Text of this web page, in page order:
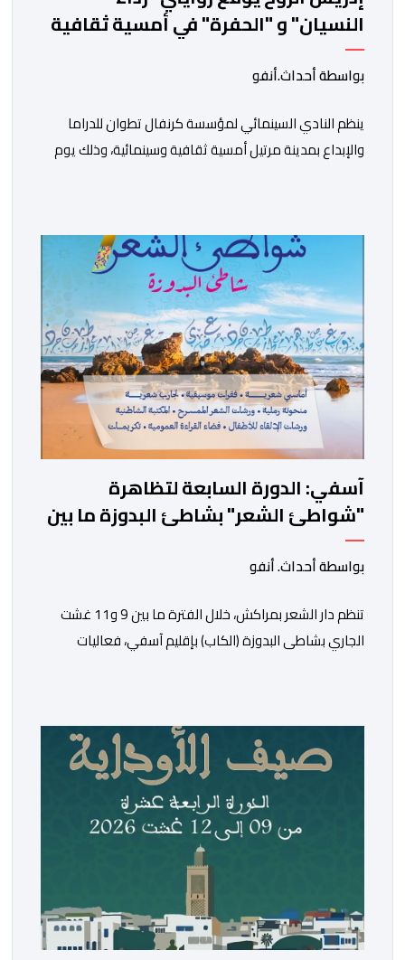
النسيان" و "الحفرة" في أمسية ثقافية
بمرتيل
بواسطة أحداث.أنفو
ينظم النادي السينمائي لمؤسسة كرنفال تطوان للدراما
والإبداع بمدينة مرتيل أمسية ثقافية وسينمائية، وذلك يوم
الشراكة المبرمة بين الجامعة الوطنية للأندية السينمائية
بالمغرب ووزارة الشباب والثقافة والتواصل – قطاع الثقافة،
وتنزيلا لبرنامجها الرامي إلى تعزيز الثقافة السينمائية […]
آسفي: الدورة السابعة لتظاهرة
"شواطئ الشعر" بشاطئ البدوزة ما بين
9 و11 غشت
بواسطة أحداث. أنفو
تنظم دار الشعر بمراكش، خلال الفترة ما بين 9 و11 غشت
الجاري بشاطى البدوزة (الكاب) بإقليم آسفي، فعاليات
الجهوية لقطاع الثقافة مراكش -آسفي، تندرج ضمن انفتاح
الدار على مختلف المدن والجهات المغربية الجنوبية، وأيضا
من أجل المزيد من الانفتاح […]